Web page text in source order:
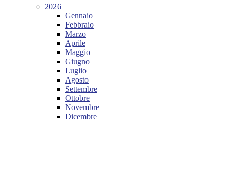
2026
Gennaio
Febbraio
Marzo
Aprile
Maggio
Giugno
Luglio
Agosto
Settembre
Ottobre
Novembre
Dicembre